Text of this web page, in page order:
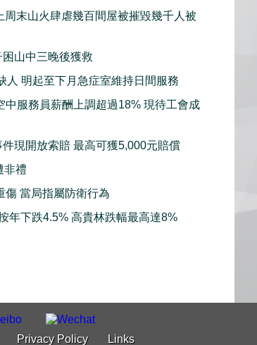
周末山火肆虐幾百間屋被摧毀幾千人被
困山中三晚後獲救
人 明起至下月急症室維持日間服務
中服務員薪酬上調超過18% 現待工會成
現開放索賠 最高可獲5,000元賠償
非禮
傷 當局指屬防衛行為
年下跌4.5% 高貴林跌幅最高達8%
Privacy Policy Links